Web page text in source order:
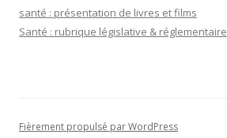
santé : présentation de livres et films
Santé : rubrique législative & réglementaire
Fièrement propulsé par WordPress